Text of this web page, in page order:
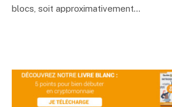
blocs, soit approximativement…